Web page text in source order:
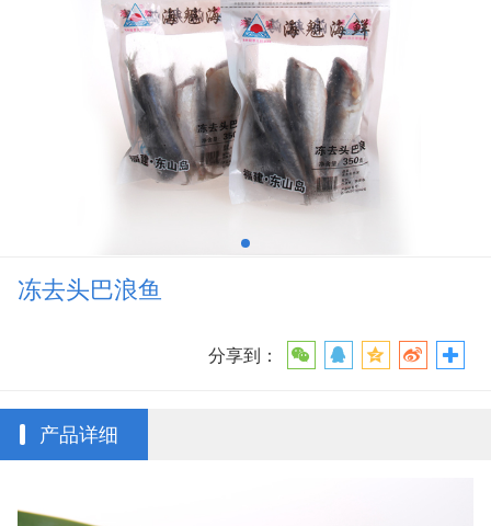
冻去头巴浪鱼
分享到：
产品详细